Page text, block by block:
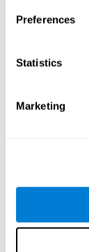
Preferences
Statistics
Marketing
غير المستخدمة.
نمط التنشيط